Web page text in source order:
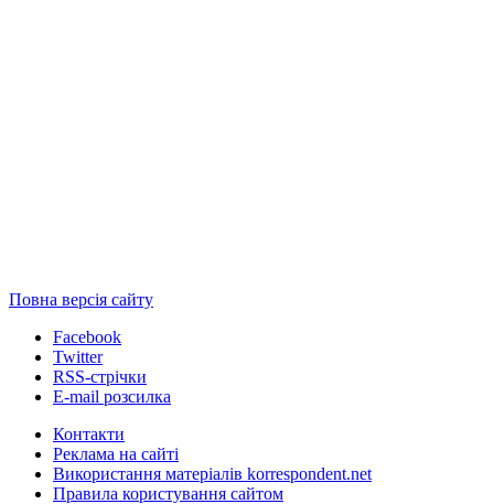
Повна версія сайту
Facebook
Twitter
RSS-стрічки
E-mail розсилка
Контакти
Реклама на сайті
Використання матеріалів korrespondent.net
Правила користування сайтом